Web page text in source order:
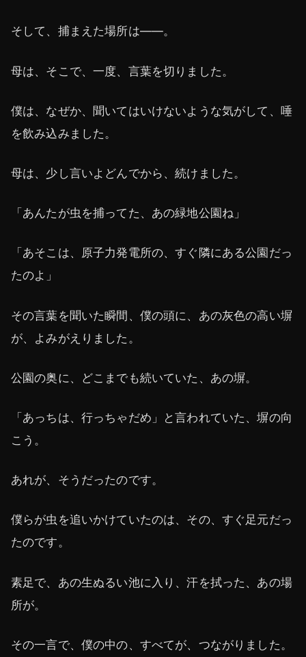
そして、捕まえた場所は——。
母は、そこで、一度、言葉を切りました。
僕は、なぜか、聞いてはいけないような気がして、唾
を飲み込みました。
母は、少し言いよどんでから、続けました。
「あんたが虫を捕ってた、あの緑地公園ね」
「あそこは、原子力発電所の、すぐ隣にある公園だっ
たのよ」
その言葉を聞いた瞬間、僕の頭に、あの灰色の高い塀
が、よみがえりました。
公園の奥に、どこまでも続いていた、あの塀。
「あっちは、行っちゃだめ」と言われていた、塀の向
こう。
あれが、そうだったのです。
僕らが虫を追いかけていたのは、その、すぐ足元だっ
たのです。
素足で、あの生ぬるい池に入り、汗を拭った、あの場
所が。
その一言で、僕の中の、すべてが、つながりました。